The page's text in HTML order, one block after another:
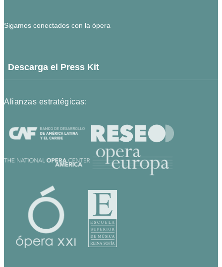
Sigamos conectados con la ópera
Descarga el Press Kit
Alianzas estratégicas: